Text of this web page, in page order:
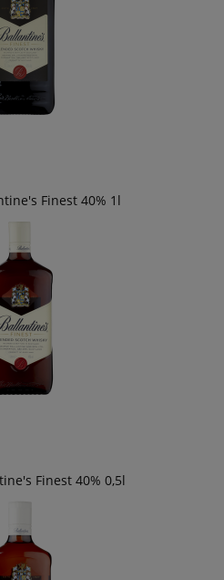
Finest 40% 1l
Finest 40% 0,5l